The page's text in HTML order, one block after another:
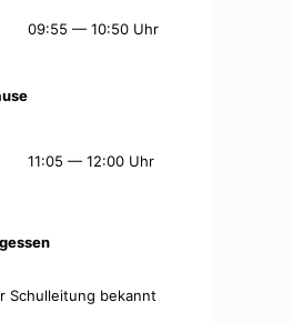
09:55 — 10:50 Uhr
11:05 — 12:00 Uhr
Schulleitung bekannt